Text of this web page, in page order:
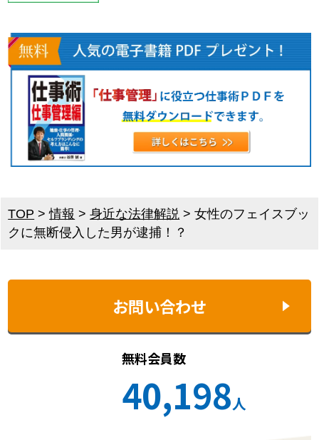
TOP >情報 >身近な法律解説 >女性のフェイスブッ
クに無断侵入した男が逮捕！？
お問い合わせ
無料会員数
40,198人